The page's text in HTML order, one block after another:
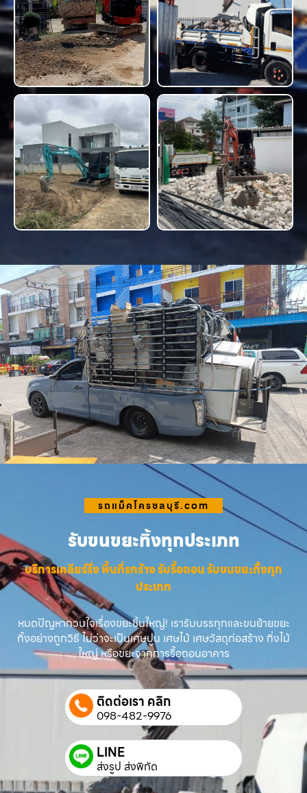
รถแม็คโครชลบุรี.com
รับขนขยะทิ้งทุกประเภท
บริการเคลียร์ริ่ง พื้นที่รกร้าง รับรื้อถอน รับขนขยะทิ้งทุก
ประเภท
หมดปัญหากวนใจเรื่องขยะชิ้นใหญ่! เรารับบรรทุกและขนย้ายขยะ
ทิ้งอย่างถูกวิธี ไม่ว่าจะเป็นเศษปูน เศษไม้ เศษวัสดุก่อสร้าง กิ่งไม้
ใหญ่ หรือขยะจากการรื้อถอนอาคาร
ติดต่อเรา คลิก
098-482-9976
LINE
ส่งรูป ส่งพิกัด